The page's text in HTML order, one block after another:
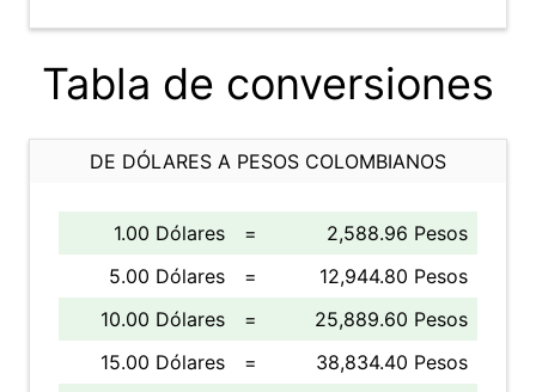
Tabla de conversiones
DE DÓLARES A PESOS COLOMBIANOS
1.00 Dólares =
2,588.96 Pesos
5.00 Dólares
=
12,944.80 Pesos
10.00 Dólares
=
25,889.60 Pesos
15.00 Dólares
=
38,834.40 Pesos